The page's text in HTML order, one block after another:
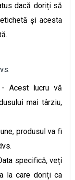
dacă doriți să
și acesta
- Acest lucru vă
mai târziu,
produsul va fi
specifică, veți
la care doriți ca